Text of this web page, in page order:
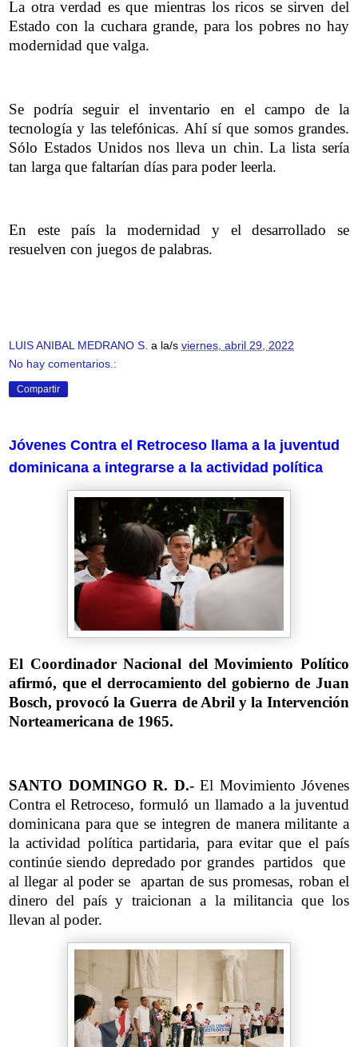
La otra verdad es que mientras los ricos se sirven del
Estado con la cuchara grande, para los pobres no hay
modernidad que valga.
Se podría seguir el inventario en el campo de la
tecnología y las telefónicas. Ahí sí que somos grandes.
Sólo Estados Unidos nos lleva un chin. La lista sería
tan larga que faltarían días para poder leerla.
En este país la modernidad y el desarrollado se
resuelven con juegos de palabras.
LUIS ANIBAL MEDRANO S. a la/s viernes, abril 29, 2022
No hay comentarios.:
Compartir
Jóvenes Contra el Retroceso llama a la juventud
dominicana a integrarse a la actividad política
El Coordinador Nacional del Movimiento Político
afirmó, que el derrocamiento del gobierno de Juan
Bosch, provocó la Guerra de Abril y la Intervención
Norteamericana de 1965.
SANTO DOMINGO R. D.-El Movimiento Jóvenes
Contra el Retroceso, formuló un llamado a la juventud
dominicana para que se integren de manera militante a
la actividad política partidaria, para evitar que el país
continúe siendo depredado por grandes partidos que
al llegar al poder se apartan de sus promesas, roban el
dinero del país y traicionan a la militancia que los
llevan al poder.